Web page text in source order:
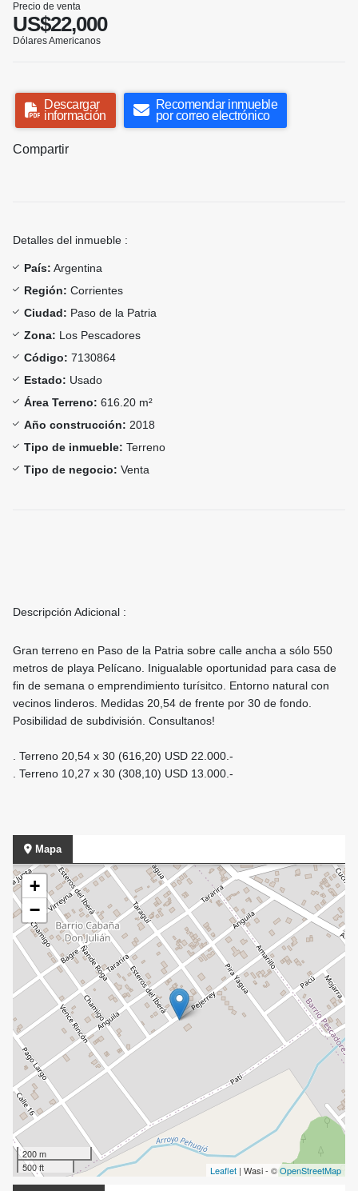
Precio de venta
US$22,000
Dólares Americanos
Descargar
información
Recomendar inmueble
por correo electrónico
Compartir
Detalles del inmueble :
País: Argentina
Región: Corrientes
Ciudad: Paso de la Patria
Zona: Los Pescadores
Código: 7130864
Estado: Usado
Área Terreno: 616.20 m²
Año construcción: 2018
Tipo de inmueble: Terreno
Tipo de negocio: Venta
Descripción Adicional :
Gran terreno en Paso de la Patria sobre calle ancha a sólo 550
metros de playa Pelícano. Inigualable oportunidad para casa de
fin de semana o emprendimiento turísitco. Entorno natural con
vecinos linderos. Medidas 20,54 de frente por 30 de fondo.
Posibilidad de subdivisión. Consultanos!
. Terreno 20,54 x 30 (616,20) USD 22.000.-
. Terreno 10,27 x 30 (308,10) USD 13.000.-
Mapa
+
−
200 m
500 ft
Leaflet | Wasi - ©OpenStreetMap